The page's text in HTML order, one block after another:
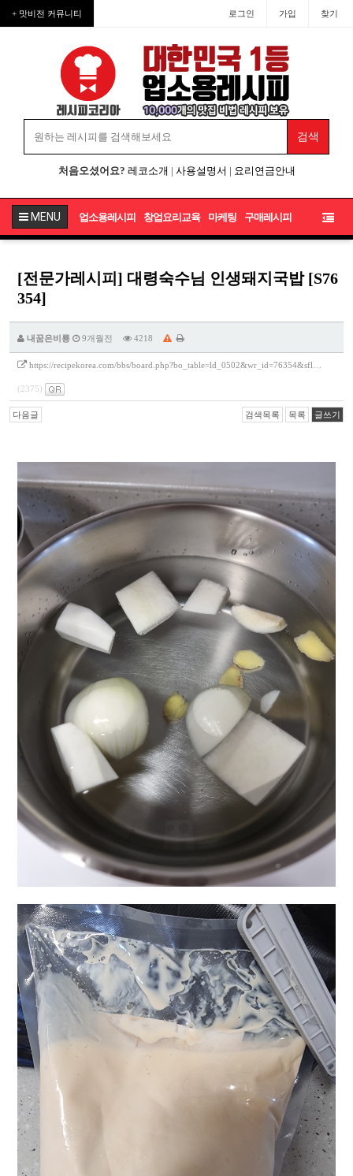
+ 맛비전 커뮤니티 로그인 가입 찾기
처음오셨어요? 레코소개 | 사용설명서 | 요리연금안내
MENU 업소용레시피 창업요리교육 마케팅 구매레시피
[전문가레시피] 대령숙수님 인생돼지국밥 [S76
354]
내꿈은비룡 9개월전 4218
https://recipekorea.com/bbs/board.php?bo_table=ld_0502&wr_id=76354&sfl…
(2375)
다음글 검색목록 목록 글쓰기